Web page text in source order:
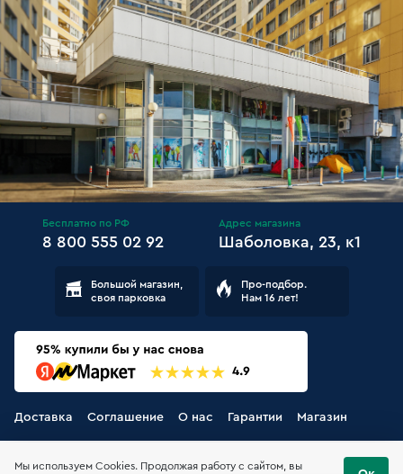
Бесплатно по РФ
8 800 555 02 92
Адрес магазина
Шаболовка, 23, к1
Большой магазин,
своя парковка
Про-подбор.
Нам 16 лет!
Доставка Соглашение О нас Гарантии Магазин
Мы используем Cookies. Продолжая работу с сайтом, вы